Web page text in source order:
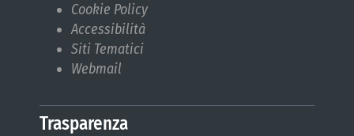
Cookie Policy
Accessibilità
Siti Tematici
Webmail
Trasparenza